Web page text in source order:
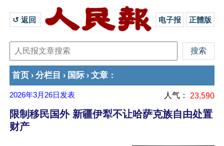
↺ 返回 电子报 正體版
首页 › 分栏目 › 国际 › 文章 ：
2026年3月26日 发表 人气： 23,590
限制移民国外 新疆伊犁不让哈萨克族自由处置
财产